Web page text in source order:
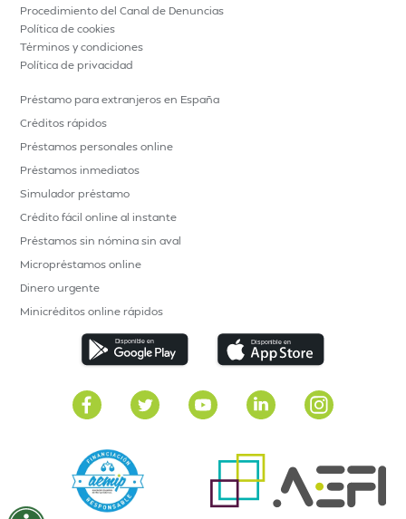
Procedimiento del Canal de Denuncias
Política de cookies
Términos y condiciones
Política de privacidad
Préstamo para extranjeros en España
Créditos rápidos
Préstamos personales online
Préstamos inmediatos
Simulador préstamo
Crédito fácil online al instante
Préstamos sin nómina sin aval
Micropréstamos online
Dinero urgente
Minicréditos online rápidos